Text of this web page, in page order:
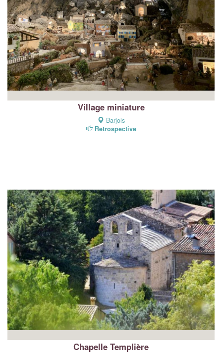
Village miniature
Barjols
Retrospective
Chapelle Templière